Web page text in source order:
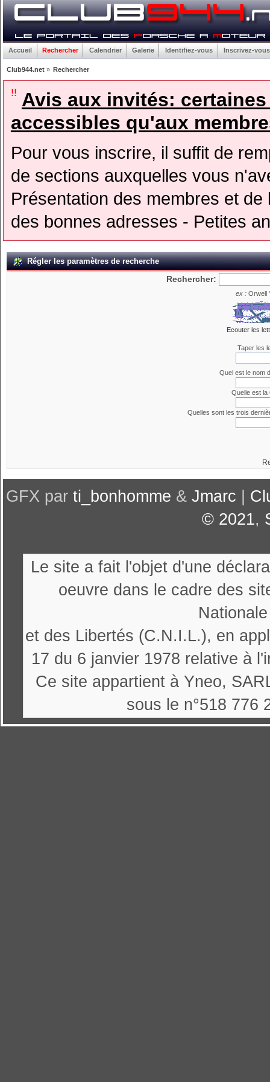
Accueil Rechercher Calendrier Galerie Identifiez-vous Inscrivez-vous
Club944.net» Rechercher
!! Avis aux invités:
accessibles qu'aux
Pour vous inscrire, il suffit de
de sections auxquelles vous
Présentation des membres et
des bonnes adresses - Petites
Régler les paramètres de recherche
Rechercher:
ex : Orwell
Ecouter les
Taper les
Quel est le nom
Quelle est la
Quelles sont les trois
GFX par ti_bonhomme & Jmarc
© 2021,
Le site a fait l'objet d'une
oeuvre dans le cadre des
et des Libertés (C.N.I.L.), en
17 du 6 janvier 1978 relative à
Ce site appartient à Yneo,
sous le n°518 776